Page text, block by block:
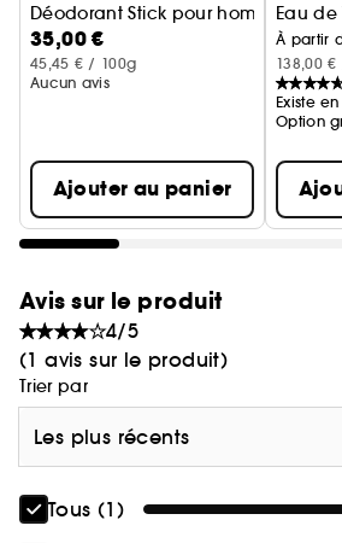
Déodorant Stick pour homme
35,00 €
45,45 € / 100g
Aucun avis
Ajouter au panier
Eau de
À partir
138,00
Existe
Option
Avis sur le produit
4/5
(1 avis sur le produit)
Trier par
Les plus récents
Tous (1)